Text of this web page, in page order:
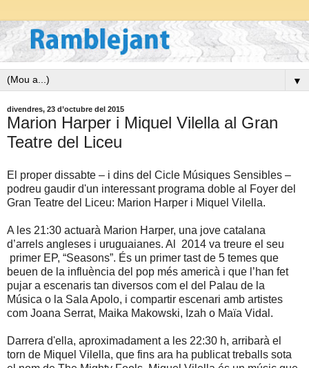
▼
divendres, 23 d’octubre del 2015
Marion Harper i Miquel Vilella al Gran
Teatre del Liceu
El proper dissabte – i dins del Cicle Músiques Sensibles –
podreu gaudir d'un interessant programa doble al Foyer del
Gran Teatre del Liceu: Marion Harper i Miquel Vilella.
A les 21:30 actuarà Marion Harper, una jove catalana
d’arrels angleses i uruguaianes. Al 2014 va treure el seu
primer EP, “Seasons”. És un primer tast de 5 temes que
beuen de la influència del pop més americà i que l’han fet
pujar a escenaris tan diversos com el del Palau de la
Música o la Sala Apolo, i compartir escenari amb artistes
com Joana Serrat, Maika Makowski, Izah o Maïa Vidal.
Darrera d'ella, aproximadament a les 22:30 h, arribarà el
torn de Miquel Vilella, que fins ara ha publicat treballs sota